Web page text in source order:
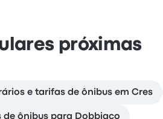
próximas
e tarifas de ônibus em Cres
de ônibus para Dobbiaco